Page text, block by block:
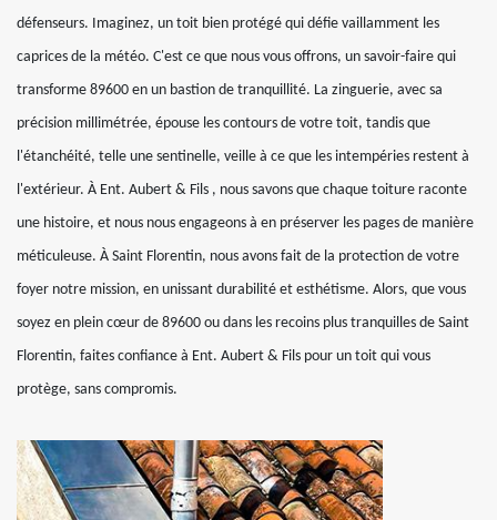
défenseurs. Imaginez, un toit bien protégé qui défie vaillamment les
caprices de la météo. C'est ce que nous vous offrons, un savoir-faire qui
transforme 89600 en un bastion de tranquillité. La zinguerie, avec sa
précision millimétrée, épouse les contours de votre toit, tandis que
l'étanchéité, telle une sentinelle, veille à ce que les intempéries restent à
l'extérieur. À Ent. Aubert & Fils , nous savons que chaque toiture raconte
une histoire, et nous nous engageons à en préserver les pages de manière
méticuleuse. À Saint Florentin, nous avons fait de la protection de votre
foyer notre mission, en unissant durabilité et esthétisme. Alors, que vous
soyez en plein cœur de 89600 ou dans les recoins plus tranquilles de Saint
Florentin, faites confiance à Ent. Aubert & Fils pour un toit qui vous
protège, sans compromis.